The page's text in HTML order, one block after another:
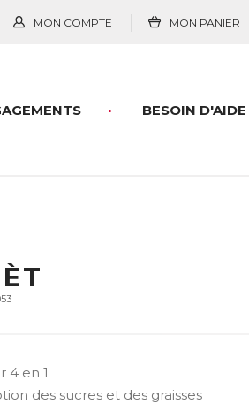
MON COMPTE MON PANIER
BESOIN D'AIDE
4 en 1
des sucres et des graisses